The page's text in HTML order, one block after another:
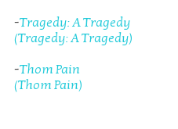
-Tragedy: A Tragedy
(Tragedy: A Tragedy)
-Thom Pain
(Thom Pain)